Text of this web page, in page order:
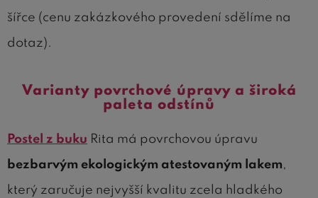
šířce (cenu zakázkového provedení sdělíme na
dotaz).
Varianty povrchové úpravy a široká
paleta odstínů
Postel z buku Rita má povrchovou úpravu
bezbarvým ekologickým atestovaným lakem,
který zaručuje nejvyšší kvalitu zcela hladkého